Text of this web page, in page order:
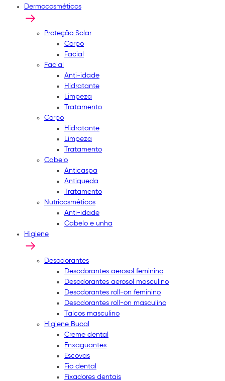
Dermocosméticos
Proteção Solar
Corpo
Facial
Facial
Anti-idade
Hidratante
Limpeza
Tratamento
Corpo
Hidratante
Limpeza
Tratamento
Cabelo
Anticaspa
Antiqueda
Tratamento
Nutricosméticos
Anti-idade
Cabelo e unha
Higiene
Desodorantes
Desodorantes aerosol feminino
Desodorantes aerosol masculino
Desodorantes roll-on feminino
Desodorantes roll-on masculino
Talcos masculino
Higiene Bucal
Creme dental
Enxaguantes
Escovas
Fio dental
Fixadores dentais